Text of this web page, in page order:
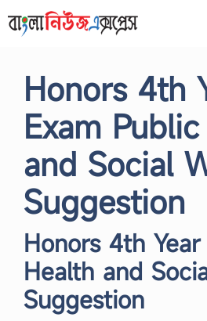
to
Honors 4th
Exam
and Social
Suggestion
Honors 4th
Health and
Suggestion